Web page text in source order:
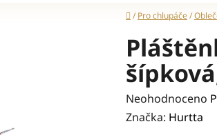
Domů
/ Pro chlupáče/
Průměrné
hodnocení
Neohodnoceno
Značka: Hurtta